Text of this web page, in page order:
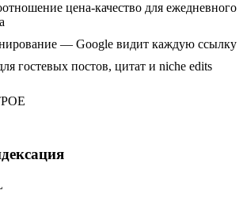
цена-качество для ежедневного
— Google видит каждую ссылку
гостевых постов, цитат и niche edits